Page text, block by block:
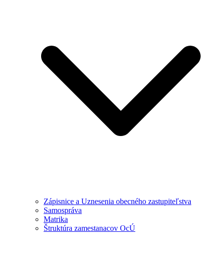
Zápisnice a Uznesenia obecného zastupiteľstva
Samospráva
Matrika
Štruktúra zamestanacov OcÚ